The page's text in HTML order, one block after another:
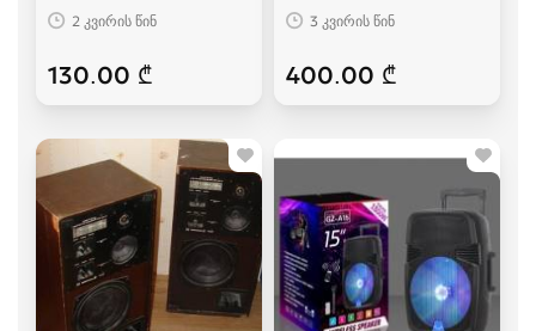
2 კვირის წინ
130.00 ₾
3 კვირის წინ
400.00 ₾